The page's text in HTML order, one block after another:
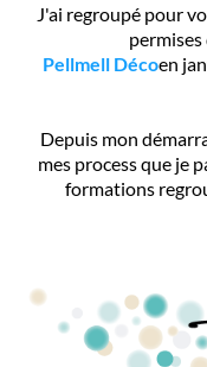
J'ai regroupé pour
Pellmell Décoen
Depuis mon
mes process que je
formations